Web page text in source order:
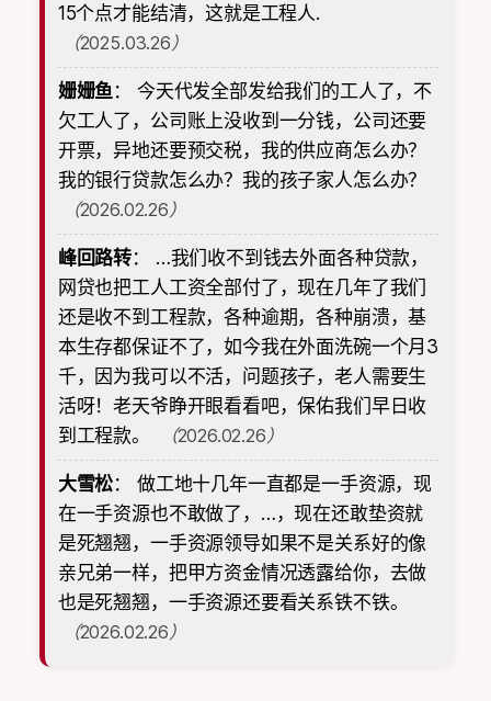
15个点才能结清，这就是工程人.
（2025.03.26）
姗姗鱼 ： 今天代发全部发给我们的工人了，不
欠工人了，公司账上没收到一分钱，公司还要
开票，异地还要预交税，我的供应商怎么办？
我的银行贷款怎么办？我的孩子家人怎么办？
（2026.02.26）
峰回路转： …我们收不到钱去外面各种贷款，
网贷也把工人工资全部付了，现在几年了我们
还是收不到工程款，各种逾期，各种崩溃，基
本生存都保证不了，如今我在外面洗碗一个月3
千，因为我可以不活，问题孩子，老人需要生
活呀！老天爷睁开眼看看吧，保佑我们早日收
到工程款。
（2026.02.26）
大雪松： 做工地十几年一直都是一手资源，现
在一手资源也不敢做了，…，现在还敢垫资就
是死翘翘，一手资源领导如果不是关系好的像
亲兄弟一样，把甲方资金情况透露给你，去做
也是死翘翘，一手资源还要看关系铁不铁。
（2026.02.26）